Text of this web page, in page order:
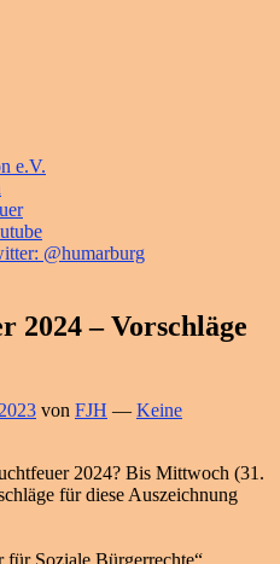
e.V.
@humarburg
2024 – Vorschläge
von FJH — Keine
2024? Bis Mittwoch (31.
für diese Auszeichnung
Soziale Bürgerrechte“